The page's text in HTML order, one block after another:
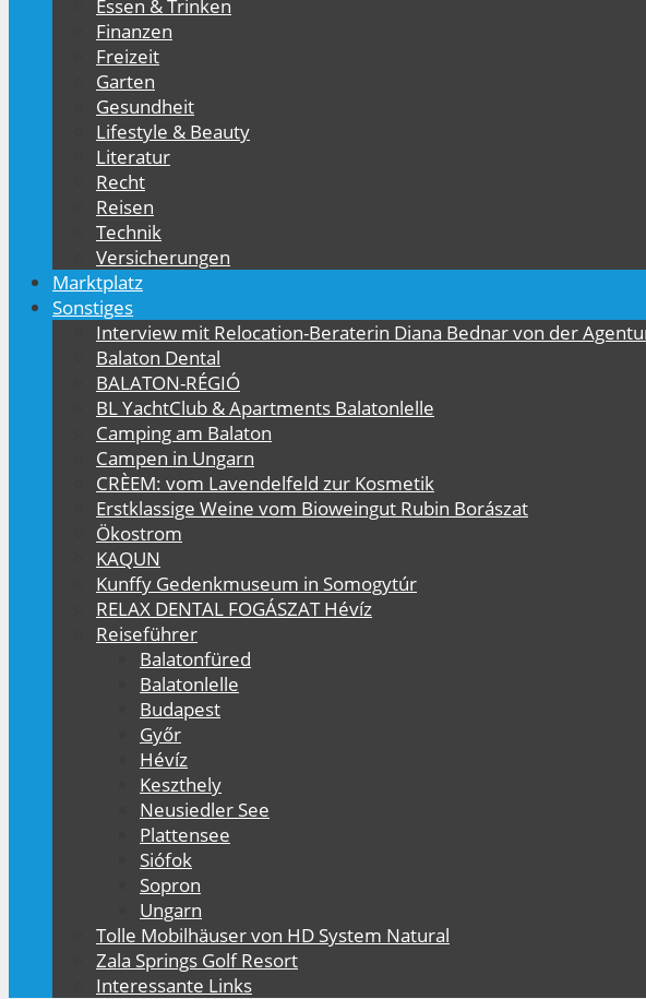
Essen & Trinken
Finanzen
Freizeit
Garten
Gesundheit
Lifestyle & Beauty
Literatur
Recht
Reisen
Technik
Versicherungen
Marktplatz
Sonstiges
Interview mit Relocation-Beraterin Diana Bednar von der
Balaton Dental
BALATON-RÉGIÓ
BL YachtClub & Apartments Balatonlelle
Camping am Balaton
Campen in Ungarn
CRÈEM: vom Lavendelfeld zur Kosmetik
Erstklassige Weine vom Bioweingut Rubin Borászat
Ökostrom
KAQUN
Kunffy Gedenkmuseum in Somogytúr
RELAX DENTAL FOGÁSZAT Hévíz
Reiseführer
Balatonfüred
Balatonlelle
Budapest
Győr
Hévíz
Keszthely
Neusiedler See
Plattensee
Siófok
Sopron
Ungarn
Tolle Mobilhäuser von HD System Natural
Zala Springs Golf Resort
Interessante Links